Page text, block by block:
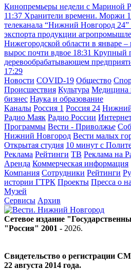
Кинопремьеры недели с Мариной
11:37 Хранители времени. Моржи
телеканала “Нижний Новгород 24”
экспорта продукции
Нижегородской области в январе
вырос почти вдвое 18:31 Крупный
деревообрабатывающем
17:29
Новости COVID-19 Общество
Происшествия Культура Медицина
бизнес Наука и образование
Каналы Россия 1 Россия 24
Радио Маяк Радио России
Программы Вести - Приволжье
Нижний Новгород Вести малых
Открытая студия 10 минут с
Реклама Рейтинги ТВ Реклама на
Аренда Коммерческая информация
Компания Сотрудники Рейтинги
истории ГТРК Проекты Пресса о
Музей
Сервисы Архив
Сетевое издание
"Россия" 2001 - 2026.
Свидетельство о регистрации
22 августа 2014 года.